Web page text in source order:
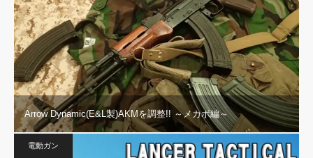
Arrow Dynamic(E&L製)AKMを調整!! ～メカボ編～
電動ガン